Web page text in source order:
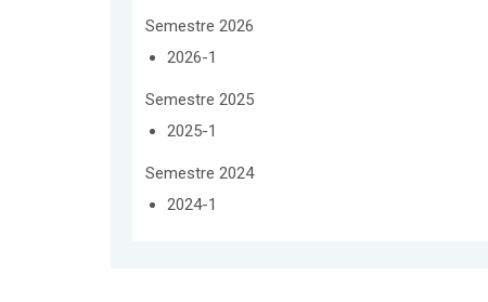
Semestre 2026
2026-1
Semestre 2025
2025-1
Semestre 2024
2024-1